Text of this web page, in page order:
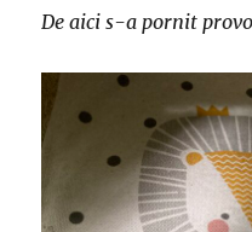
De aici s-a pornit